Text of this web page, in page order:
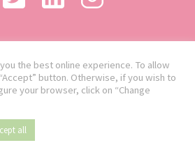
the best online experience. To allow
button. Otherwise, if you wish to
your browser, click on “Change
all